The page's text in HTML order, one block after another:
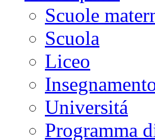
Scuole
Scuola
Liceo
Universitá
Programma